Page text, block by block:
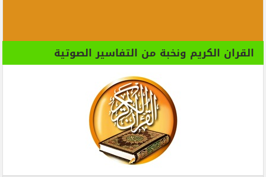
القران الكريم ونخبة من التفاسير الصوتية